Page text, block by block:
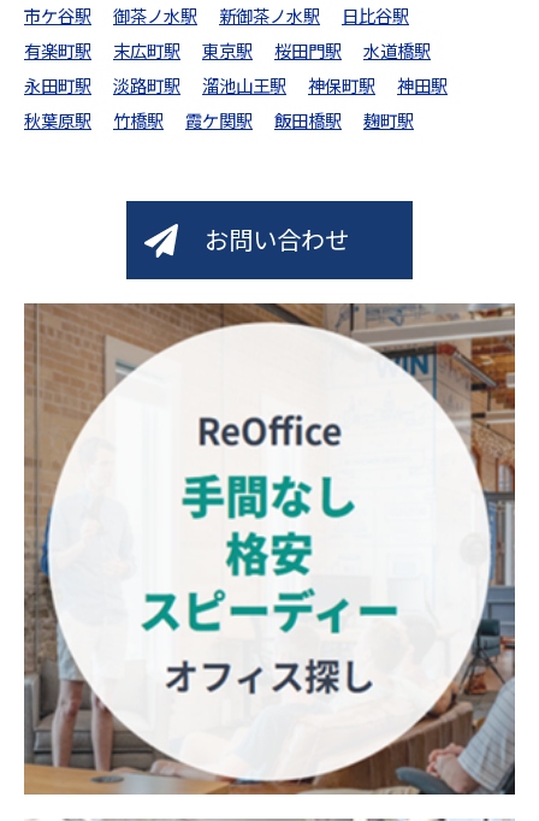
市ケ谷駅
御茶ノ水駅 新御茶ノ水駅
日比谷駅
有楽町駅
末広町駅 東京駅 桜田門駅
水道橋駅
永田町駅
淡路町駅 溜池山王駅 神保町駅
神田駅
秋葉原駅
竹橋駅 霞ケ関駅 飯田橋駅 麹町駅
お問い合わせ